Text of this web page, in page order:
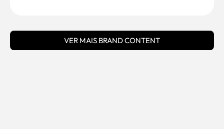
VER MAIS BRAND CONTENT